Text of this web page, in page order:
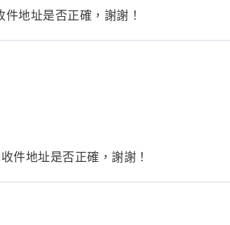
地址是否正確，謝謝！
件地址是否正確，謝謝！